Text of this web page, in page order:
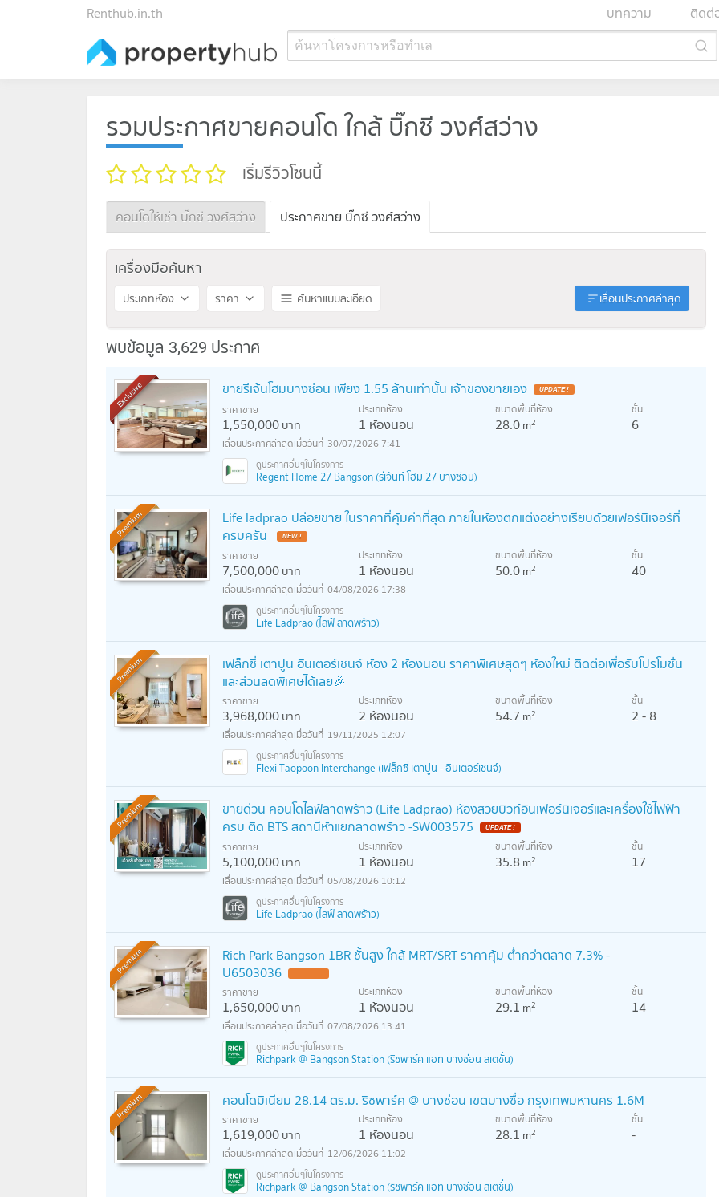
ติดต่
บทความ
Renthub.in.th
ค้นหาโครงการหรือทำเล
รวมประกาศขายคอนโด ใกล้ บิ๊กซี วงศ์สว่าง
เริ่มรีวิวโซนนี้
คอนโดให้เช่า บิ๊กซี วงศ์สว่าง ประกาศขาย บิ๊กซี วงศ์สว่าง
เครื่องมือค้นหา
ประเภทห้อง ราคา ค้นหาแบบละเอียด เลื่อนประกาศล่าสุด
พบข้อมูล 3,629 ประกาศ
Exclusive ขายรีเจ้นโฮมบางซ่อน เพียง 1.55 ล้านเท่านั้น เจ้าของขายเอง
ราคาขาย
1,550,000บาท
ประเภทห้อง
1 ห้องนอน
ขนาดพื้นที่ห้อง
28.0m2
ชั้น
6
30/07/2026 7:41
Regent Home 27 Bangson (รีเจ้นท์ โฮม 27 บางซ่อน)
Premium
Life ladprao ปล่อยขาย ในราคาที่คุ้มค่าที่สุด ภายในห้องตกแต่งอย่างเรียบด้วยเฟอร์นิเจอร์ที่
ครบครัน
ราคาขาย
7,500,000บาท
ประเภทห้อง
1 ห้องนอน
ขนาดพื้นที่ห้อง
50.0m2
ชั้น
40
04/08/2026 17:38
Life Ladprao (ไลฟ์ ลาดพร้าว)
Premium
เฟล็กซี่ เตาปูน อินเตอร์เชนจ์ ห้อง 2 ห้องนอน ราคาพิเศษสุดๆ ห้องใหม่ ติดต่อเพื่อรับโปรโมชั่น
และส่วนลดพิเศษได้เลย🎉
ราคาขาย
3,968,000บาท
ประเภทห้อง
2 ห้องนอน
ขนาดพื้นที่ห้อง
54.7 m2
ชั้น
2 - 8
19/11/2025 12:07
Flexi Taopoon Interchange (เฟล็กซี่ เตาปูน - อินเตอร์เชนจ์)
Premium
ขายด่วน คอนโดไลฟ์ลาดพร้าว (Life Ladprao) ห้องสวยบิวท์อินเฟอร์นิเจอร์และเครื่องใช้ไฟฟ้า
ครบ ติด BTS สถานีห้าแยกลาดพร้าว -SW003575
ราคาขาย
5,100,000บาท
ประเภทห้อง
1 ห้องนอน
ขนาดพื้นที่ห้อง
35.8 m2
ชั้น
17
05/08/2026 10:12
Life Ladprao (ไลฟ์ ลาดพร้าว)
Premium
Rich Park Bangson 1BR ชั้นสูง ใกล้ MRT/SRT ราคาคุ้ม ต่ำกว่าตลาด 7.3% -
U6503036
ราคาขาย
1,650,000บาท
ประเภทห้อง
1 ห้องนอน
ขนาดพื้นที่ห้อง
29.1 m2
ชั้น
14
07/08/2026 13:41
Richpark @ Bangson Station (ริชพาร์ค แอท บางซ่อน สเตชั่น)
Premium คอนโดมิเนียม 28.14 ตร.ม. ริชพาร์ค @ บางซ่อน เขตบางซื่อ กรุงเทพมหานคร 1.6M
ราคาขาย
1,619,000บาท
ประเภทห้อง
1 ห้องนอน
ขนาดพื้นที่ห้อง
28.1 m2
ชั้น
-
12/06/2026 11:02
Richpark @ Bangson Station (ริชพาร์ค แอท บางซ่อน สเตชั่น)